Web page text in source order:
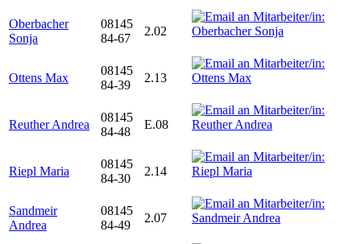
Oberbacher
Sonja
08145
84-67
2.02
Ottens Max
08145
84-39
2.13
Reuther Andrea
08145
84-48
E.08
Riepl Maria
08145
84-30
2.14
Sandmeir
Andrea
08145
84-49
2.07